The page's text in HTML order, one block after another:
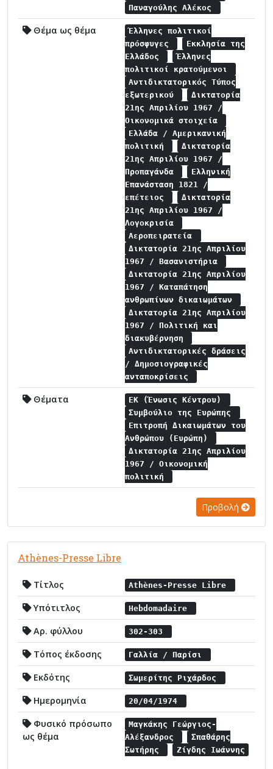
Παναγούλης Αλέκος
Θέμα ως θέμα
Έλληνες πολιτικοί
πρόσφυγες
Εκκλησία της
Ελλάδος
Έλληνες
πολιτικοί κρατούμενοι
Αντιδικτατορικός Τύπος
εξωτερικού
Δικτατορία
21ης Απριλίου 1967 /
Οικονομικά στοιχεία
Ελλάδα / Αμερικανική
πολιτική
Δικτατορία
21ης Απριλίου 1967 /
Προπαγάνδα
Ελληνική
Επανάσταση 1821 /
επέτειος
Δικτατορία
21ης Απριλίου 1967 /
Λογοκρισία
Αεροπειρατεία
Δικτατορία 21ης Απριλίου
1967 / Βασανιστήρια
Δικτατορία 21ης Απριλίου
1967 / Καταπάτηση
ανθρωπίνων δικαιωμάτων
Δικτατορία 21ης Απριλίου
1967 / Πολιτική και
διακυβέρνηση
Αντιδικτατορικές δράσεις
/ Δημοσιογραφικές
ανταποκρίσεις
Θέματα
ΕΚ (Ένωσις Κέντρου)
Συμβούλιο της Ευρώπης
Επιτροπή Δικαιωμάτων του
Ανθρώπου (Ευρώπη)
Δικτατορία 21ης Απριλίου
1967 / Οικονομική
πολιτική
Προβολή
Athènes-Presse Libre
Τίτλος Athènes-Presse Libre
Υπότιτλος Hebdomadaire
Αρ. φύλλου 302-303
Τόπος έκδοσης Γαλλία / Παρίσι
Εκδότης Σωμερίτης Ριχάρδος
Ημερομηνία 20/04/1974
Φυσικό πρόσωπο
ως θέμα
Μαγκάκης Γεώργιος-
Αλέξανδρος
Σπαθάρης
Σωτήρης
Ζίγδης Ιωάννης